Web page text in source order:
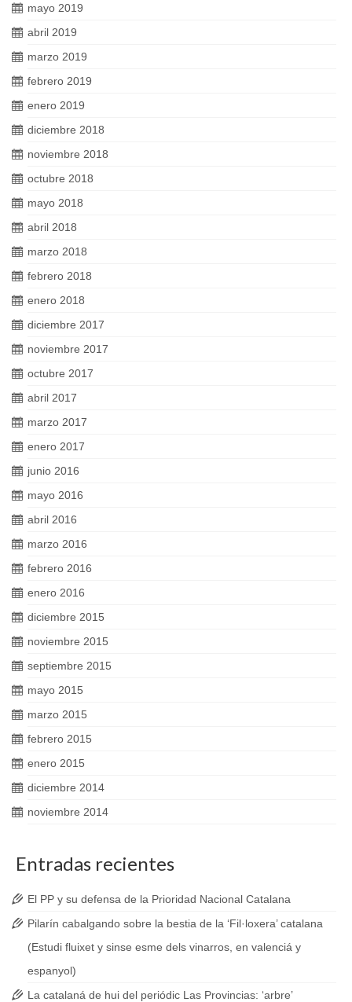
mayo 2019
abril 2019
marzo 2019
febrero 2019
enero 2019
diciembre 2018
noviembre 2018
octubre 2018
mayo 2018
abril 2018
marzo 2018
febrero 2018
enero 2018
diciembre 2017
noviembre 2017
octubre 2017
abril 2017
marzo 2017
enero 2017
junio 2016
mayo 2016
abril 2016
marzo 2016
febrero 2016
enero 2016
diciembre 2015
noviembre 2015
septiembre 2015
mayo 2015
marzo 2015
febrero 2015
enero 2015
diciembre 2014
noviembre 2014
Entradas recientes
El PP y su defensa de la Prioridad Nacional Catalana
Pilarín cabalgando sobre la bestia de la ‘Fil·loxera’ catalana
(Estudi fluixet y sinse esme dels vinarros, en valenciá y
espanyol)
La catalaná de hui del periódic Las Provincias: ‘arbre’